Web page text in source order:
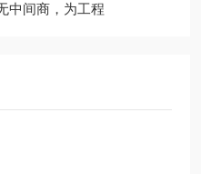
中间商，为工程